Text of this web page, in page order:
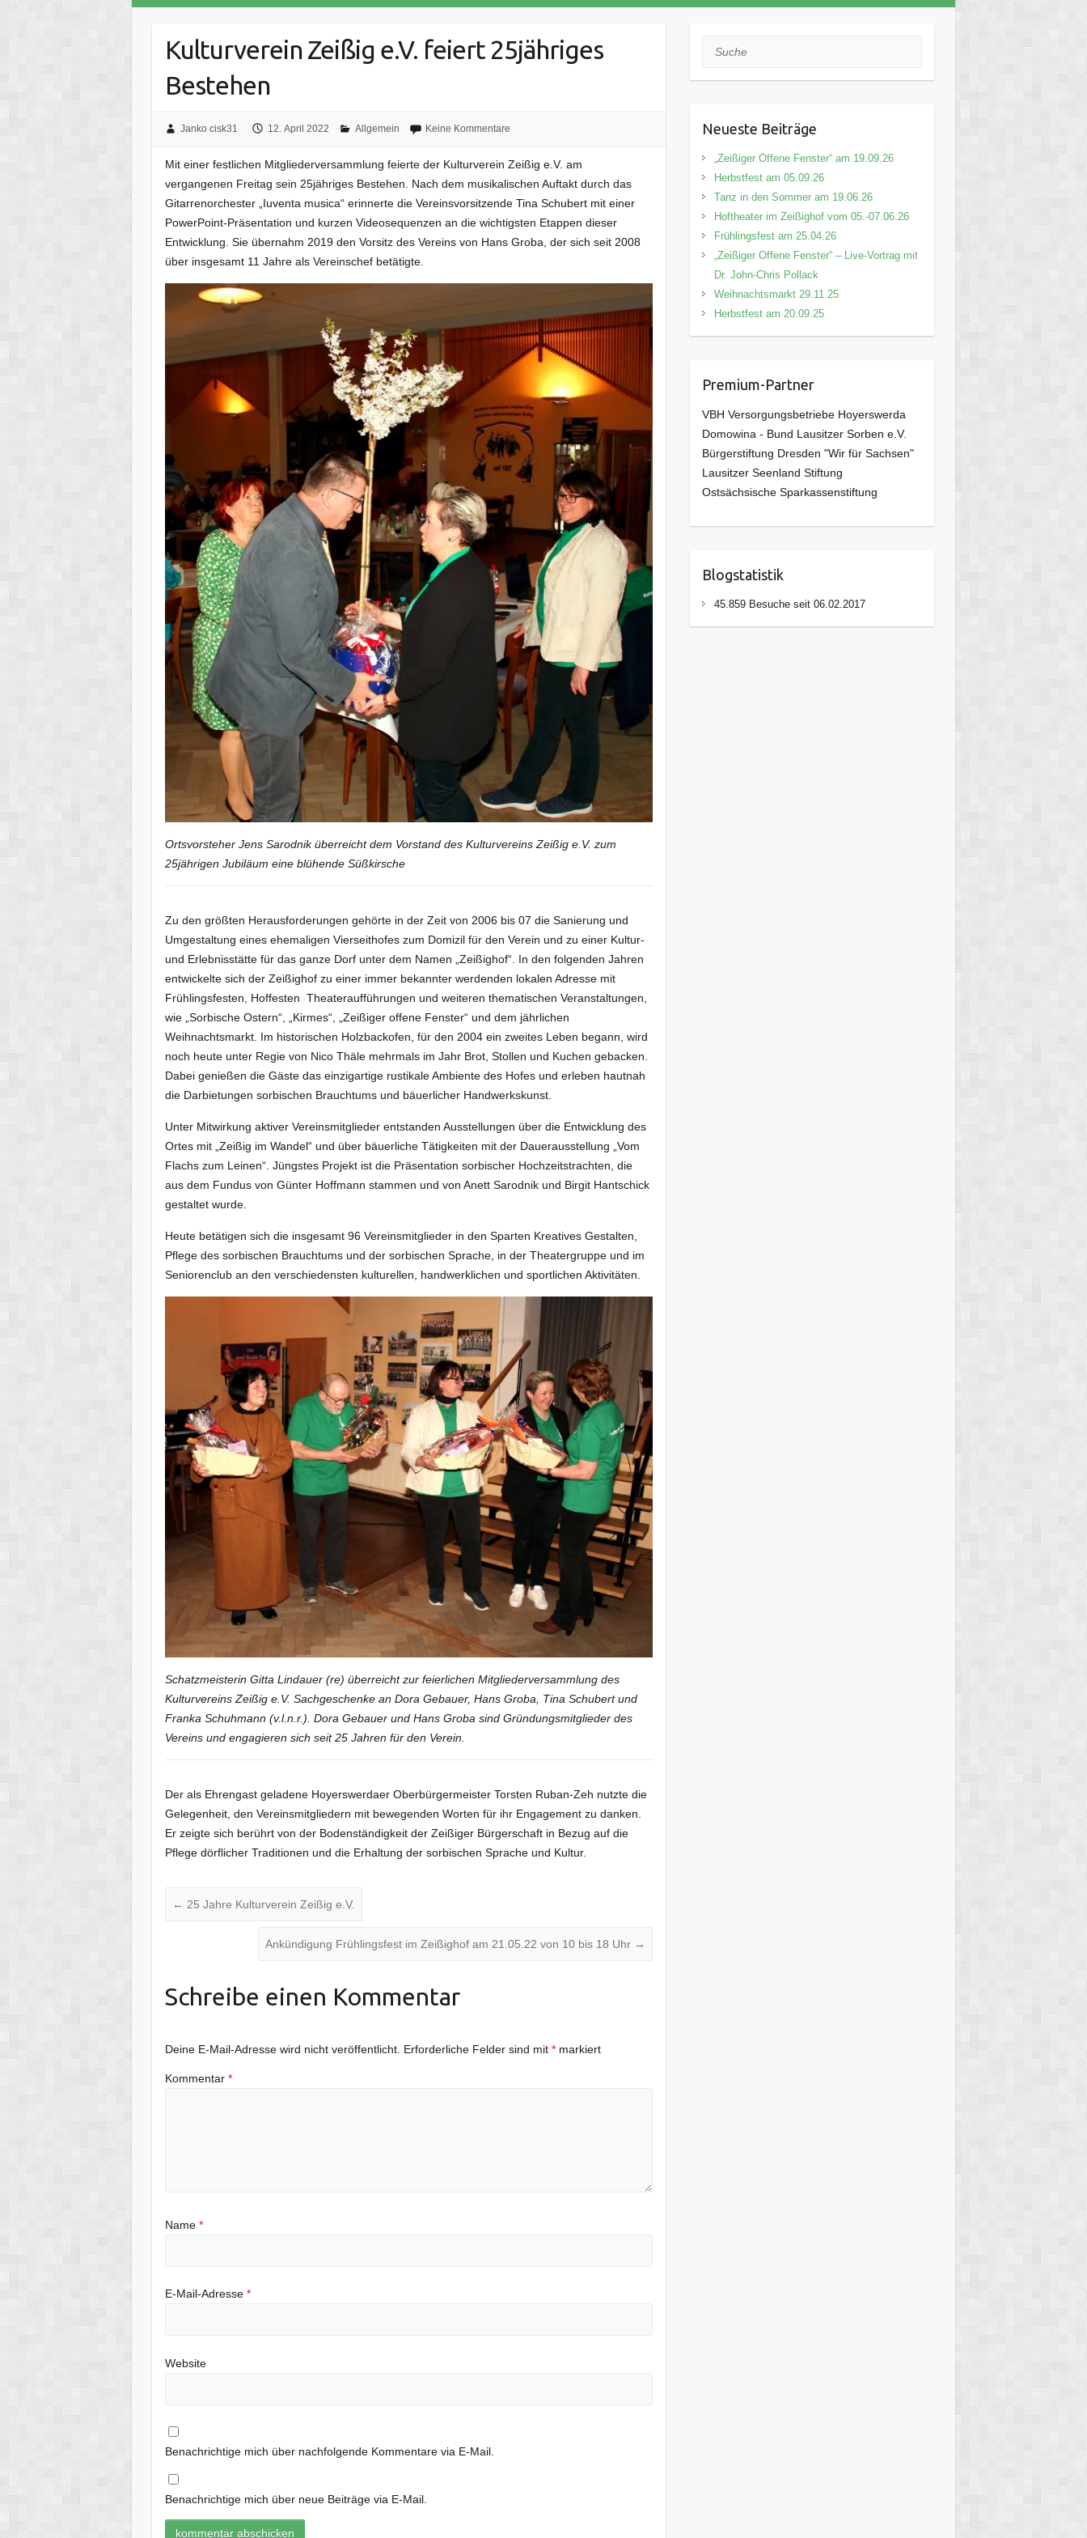
Kulturverein Zeißig e.V. feiert 25jähriges
Bestehen
Janko cisk31 12. April 2022 Allgemein Keine Kommentare
Mit einer festlichen Mitgliederversammlung feierte der Kulturverein Zeißig e.V. am
vergangenen Freitag sein 25jähriges Bestehen. Nach dem musikalischen Auftakt durch das
Gitarrenorchester „Iuventa musica“ erinnerte die Vereinsvorsitzende Tina Schubert mit einer
PowerPoint-Präsentation und kurzen Videosequenzen an die wichtigsten Etappen dieser
Entwicklung. Sie übernahm 2019 den Vorsitz des Vereins von Hans Groba, der sich seit 2008
über insgesamt 11 Jahre als Vereinschef betätigte.
Ortsvorsteher Jens Sarodnik überreicht dem Vorstand des Kulturvereins Zeißig e.V. zum
25jährigen Jubiläum eine blühende Süßkirsche
Zu den größten Herausforderungen gehörte in der Zeit von 2006 bis 07 die Sanierung und
Umgestaltung eines ehemaligen Vierseithofes zum Domizil für den Verein und zu einer Kultur-
und Erlebnisstätte für das ganze Dorf unter dem Namen „Zeißighof“. In den folgenden Jahren
entwickelte sich der Zeißighof zu einer immer bekannter werdenden lokalen Adresse mit
Frühlingsfesten, Hoffesten Theateraufführungen und weiteren thematischen Veranstaltungen,
wie „Sorbische Ostern“, „Kirmes“, „Zeißiger offene Fenster“ und dem jährlichen
Weihnachtsmarkt. Im historischen Holzbackofen, für den 2004 ein zweites Leben begann, wird
noch heute unter Regie von Nico Thäle mehrmals im Jahr Brot, Stollen und Kuchen gebacken.
Dabei genießen die Gäste das einzigartige rustikale Ambiente des Hofes und erleben hautnah
die Darbietungen sorbischen Brauchtums und bäuerlicher Handwerkskunst.
Unter Mitwirkung aktiver Vereinsmitglieder entstanden Ausstellungen über die Entwicklung des
Ortes mit „Zeißig im Wandel“ und über bäuerliche Tätigkeiten mit der Dauerausstellung „Vom
Flachs zum Leinen“. Jüngstes Projekt ist die Präsentation sorbischer Hochzeitstrachten, die
aus dem Fundus von Günter Hoffmann stammen und von Anett Sarodnik und Birgit Hantschick
gestaltet wurde.
Heute betätigen sich die insgesamt 96 Vereinsmitglieder in den Sparten Kreatives Gestalten,
Pflege des sorbischen Brauchtums und der sorbischen Sprache, in der Theatergruppe und im
Seniorenclub an den verschiedensten kulturellen, handwerklichen und sportlichen Aktivitäten.
Schatzmeisterin Gitta Lindauer (re) überreicht zur feierlichen Mitgliederversammlung des
Kulturvereins Zeißig e.V. Sachgeschenke an Dora Gebauer, Hans Groba, Tina Schubert und
Franka Schuhmann (v.l.n.r.). Dora Gebauer und Hans Groba sind Gründungsmitglieder des
Vereins und engagieren sich seit 25 Jahren für den Verein.
Der als Ehrengast geladene Hoyerswerdaer Oberbürgermeister Torsten Ruban-Zeh nutzte die
Gelegenheit, den Vereinsmitgliedern mit bewegenden Worten für ihr Engagement zu danken.
Er zeigte sich berührt von der Bodenständigkeit der Zeißiger Bürgerschaft in Bezug auf die
Pflege dörflicher Traditionen und die Erhaltung der sorbischen Sprache und Kultur.
← 25 Jahre Kulturverein Zeißig e.V.
Ankündigung Frühlingsfest im Zeißighof am 21.05.22 von 10 bis 18 Uhr →
Schreibe einen Kommentar
Deine E-Mail-Adresse wird nicht veröffentlicht. Erforderliche Felder sind mit* markiert
Kommentar*
Name*
E-Mail-Adresse*
Website
Benachrichtige mich über nachfolgende Kommentare via E-Mail.
Benachrichtige mich über neue Beiträge via E-Mail.
Suche
Neueste Beiträge
„Zeißiger Offene Fenster“ am 19.09.26
Herbstfest am 05.09.26
Tanz in den Sommer am 19.06.26
Hoftheater im Zeißighof vom 05.-07.06.26
Frühlingsfest am 25.04.26
„Zeißiger Offene Fenster“ – Live-Vortrag mit
Dr. John-Chris Pollack
Weihnachtsmarkt 29.11.25
Herbstfest am 20.09.25
Premium-Partner
VBH Versorgungsbetriebe Hoyerswerda
Domowina - Bund Lausitzer Sorben e.V.
Bürgerstiftung Dresden "Wir für Sachsen"
Lausitzer Seenland Stiftung
Ostsächsische Sparkassenstiftung
Blogstatistik
45.859 Besuche seit 06.02.2017